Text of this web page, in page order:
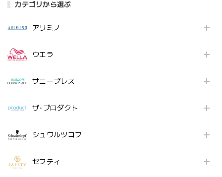
カテゴリから選ぶ
アリミノ
ウエラ
サニープレス
ザ･プロダクト
シュワルツコフ
セフティ